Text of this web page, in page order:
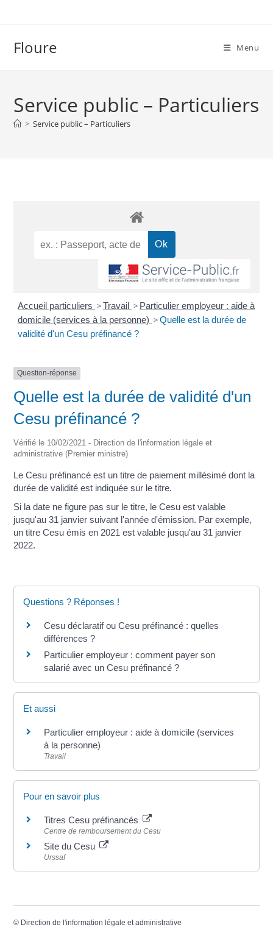
Floure Menu
Service public – Particuliers
> Service public – Particuliers
Accueil particuliers >Travail > Particulier employeur : aide à
domicile (services à la personne) >Quelle est la durée de
validité d'un Cesu préfinancé ?
Question-réponse
Quelle est la durée de validité d'un
Cesu préfinancé ?
Vérifié le 10/02/2021 - Direction de l'information légale et
administrative (Premier ministre)
Le Cesu préfinancé est un titre de paiement millésimé dont la
durée de validité est indiquée sur le titre.
Si la date ne figure pas sur le titre, le Cesu est valable
jusqu'au 31 janvier suivant l'année d'émission. Par exemple,
un titre Cesu émis en 2021 est valable jusqu'au 31 janvier
2022.
Questions ? Réponses !
Cesu déclaratif ou Cesu préfinancé : quelles
différences ?
Particulier employeur : comment payer son
salarié avec un Cesu préfinancé ?
Et aussi
Particulier employeur : aide à domicile (services
à la personne)
Travail
Pour en savoir plus
Titres Cesu préfinancés
Centre de remboursement du Cesu
Site du Cesu
Urssaf
© Direction de l'information légale et administrative